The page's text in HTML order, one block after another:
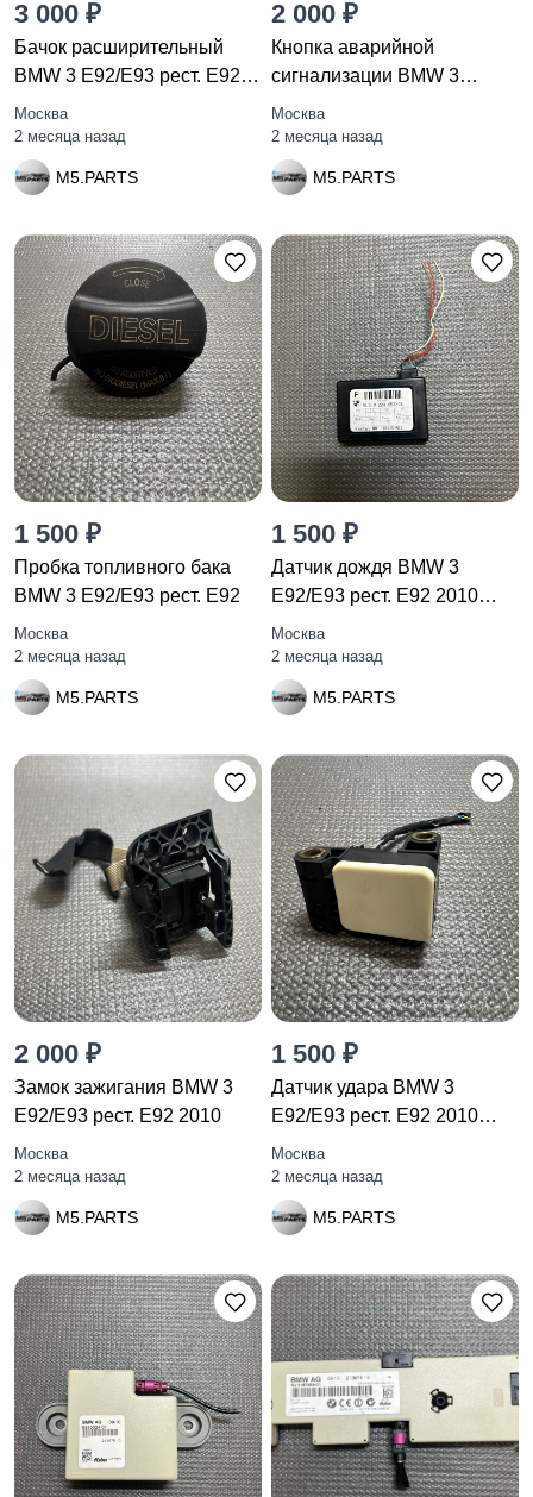
3 000 ₽
Бачок расширительный
BMW 3 E92/E93 рест. E92
2010
Москва
2 месяца назад
M5.PARTS
2 000 ₽
Кнопка аварийной
сигнализации BMW 3
E92/E93 рест.
Москва
2 месяца назад
M5.PARTS
1 500 ₽
Пробка топливного бака
BMW 3 E92/E93 рест. E92
Москва
2 месяца назад
M5.PARTS
1 500 ₽
Датчик дождя BMW 3
E92/E93 рест. E92 2010
9224853
Москва
2 месяца назад
M5.PARTS
2 000 ₽
Замок зажигания BMW 3
E92/E93 рест. E92 2010
Москва
2 месяца назад
M5.PARTS
1 500 ₽
Датчик удара BMW 3
E92/E93 рест. E92 2010
6956485
Москва
2 месяца назад
M5.PARTS